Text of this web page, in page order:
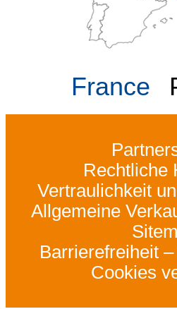
France
Rechtliche
Vertraulichkeit
Allgemeine
Barrierefreiheit
Cookies